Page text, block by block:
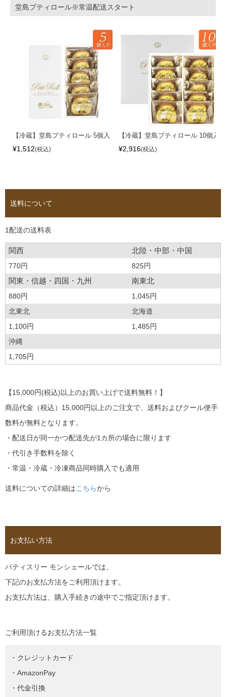
堂島プティロール※常温配送スタート
【冷蔵】堂島プティロール 5個入
¥1,512 税込
【冷蔵】堂島プティロール 10個入
¥2,916 税込
送料について
1配送の送料表
関西 北陸・中部・中国
770円 825円
関東・信越・四国・九州 南東北
880円
1,045円
北東北
北海道
1,100円
1,485円
沖縄
1,705円
【15,000円(税込)以上のお買い上げで送料無料！】
商品代金（税込）15,000円以上のご注文で、送料およびクール便手
数料が無料となります。
・配送日が同一かつ配送先が1カ所の場合に限ります
・代引き手数料を除く
・常温・冷蔵・冷凍商品同時購入でも適用
送料についての詳細はこちらから
お支払い方法
パティスリー モンシェールでは、
下記のお支払方法をご利用頂けます。
お支払方法は、購入手続きの途中でご指定頂けます。
ご利用頂けるお支払方法一覧
・クレジットカード
・AmazonPay
・代金引換